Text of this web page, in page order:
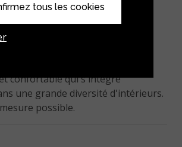
Middle Grey
confortable qui s'intègre
une grande diversité d'intérieurs.
possible.
tous les cookies